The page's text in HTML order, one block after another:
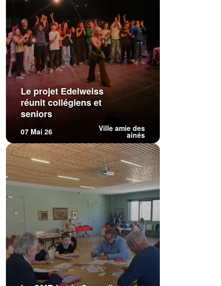
Le projet Edelweiss
réunit collégiens et
seniors
07 Mai 26 Ville amie des
ainés